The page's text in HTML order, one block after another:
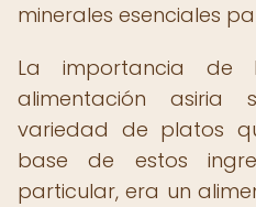
minerales esenciales
La importancia de
alimentación
variedad de platos
base de estos
particular, era un